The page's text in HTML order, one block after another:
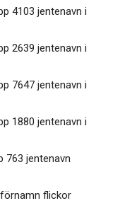
4103 jentenavn i
2639 jentenavn i
7647 jentenavn i
1880 jentenavn i
763 jentenavn
flickor